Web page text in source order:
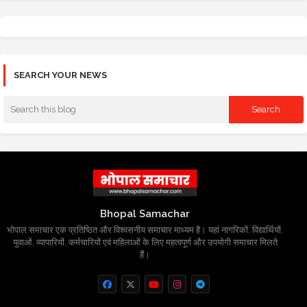
SEARCH YOUR NEWS
Bhopal Samachar
भोपाल समाचार एक प्रतिष्ठित और विश्वसनीय समाचार माध्यम है। यहां नागरिकों, विद्यार्थियों,
युवाओं, व्यापारियों, कर्मचारियों एवं महिलाओं के लिए महत्वपूर्ण और उपयोगी समाचार मिलते
हैं।